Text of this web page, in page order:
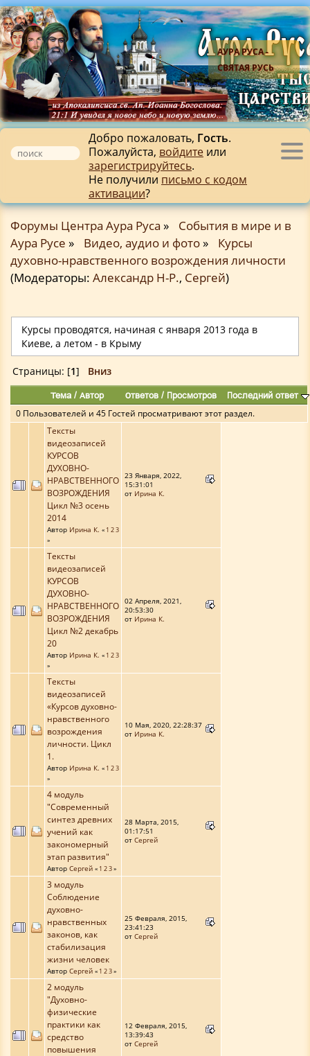
АУРА РУСА -
СВЯТАЯ РУСЬ
Добро пожаловать, Гость.
Пожалуйста, войдите или
зарегистрируйтесь.
Не получили письмо с кодом
активации?
Форумы Центра Аура Руса »
События в мире и в
Аура Русе » Видео, аудио и фото»
Курсы
духовно-нравственного возрождения личности
(Модераторы: Александр Н-Р., Сергей)
Курсы проводятся, начиная с января 2013 года в
Киеве, а летом - в Крыму
Страницы: [1] Вниз
Тема/ Автор Ответов / Просмотров Последний ответ
0 Пользователей и 45 Гостей просматривают этот раздел.
Тексты
видеозаписей
КУРСОВ
ДУХОВНО-
НРАВСТВЕННОГО
ВОЗРОЖДЕНИЯ
Цикл №3 осень
2014
Автор Ирина К. « 1 23
»
23 Января, 2022,
15:31:01
от Ирина К.
Тексты
видеозаписей
КУРСОВ
ДУХОВНО-
НРАВСТВЕННОГО
ВОЗРОЖДЕНИЯ
Цикл №2 декабрь
20
Автор Ирина К. « 1 23
»
02 Апреля, 2021,
20:53:30
от Ирина К.
Тексты
видеозаписей
«Курсов духовно-
нравственного
возрождения
личности. Цикл
1.
Автор Ирина К. « 1 23
»
10 Мая, 2020, 22:28:37
от Ирина К.
4 модуль
"Современный
синтез древних
учений как
закономерный
этап развития"
Автор Сергей « 1 23»
28 Марта, 2015,
01:17:51
от Сергей
3 модуль
Соблюдение
духовно-
нравственных
законов, как
стабилизация
жизни человек
Автор Сергей « 1 23»
25 Февраля, 2015,
23:41:23
от Сергей
2 модуль
"Духовно-
физические
практики как
средство
повышения
12 Февраля, 2015,
13:39:43
от Сергей